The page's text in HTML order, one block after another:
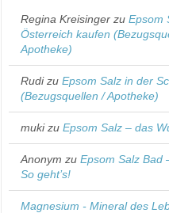
Regina Kreisinger zuEpsom
Österreich kaufen
Apotheke)
RudizuEpsom Salz in der
(Bezugsquellen / Apotheke)
mukizuEpsom Salz – das
Anonym zuEpsom Salz Bad
So geht’s!
Magnesium - Mineral des